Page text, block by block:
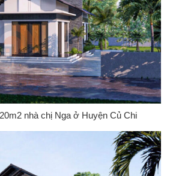
nhà chị Nga ở Huyện Củ Chi